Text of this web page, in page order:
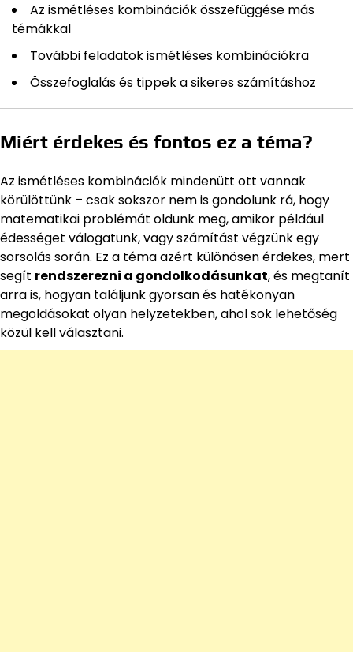
Az ismétléses kombinációk összefüggése más
témákkal
További feladatok ismétléses kombinációkra
Összefoglalás és tippek a sikeres számításhoz
Miért érdekes és fontos ez a téma?
Az ismétléses kombinációk mindenütt ott vannak
körülöttünk – csak sokszor nem is gondolunk rá, hogy
matematikai problémát oldunk meg, amikor például
édességet válogatunk, vagy számítást végzünk egy
sorsolás során. Ez a téma azért különösen érdekes, mert
segít rendszerezni a gondolkodásunkat, és megtanít
arra is, hogyan találjunk gyorsan és hatékonyan
megoldásokat olyan helyzetekben, ahol sok lehetőség
közül kell választani.